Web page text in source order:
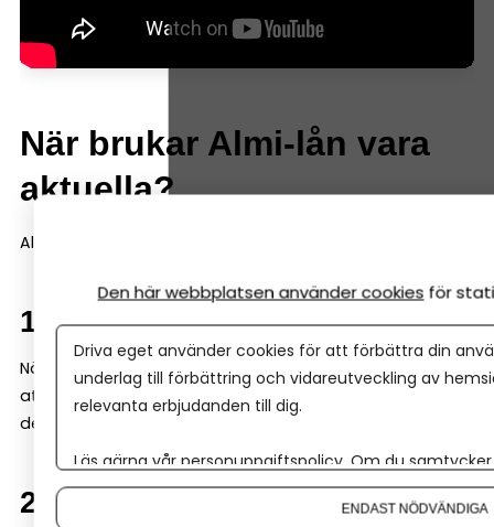
När brukar Almi-lån vara
aktuella?
Almi-finansiering dyker ofta upp i tre situationer.
1. Tidig fas
När ett företag fortfarande är ungt kan banken tycka
att underlaget är begränsat. Då kan Almi gå in med en
del av finansieringen – ofta genom ett s k mikrolån.
2. Tillväxt och expansion
Den här webbplatsen använder cookies för
Driva eget använder cookies för att förbättra din
underlag till förbättring och vidareutveckling av
relevanta erbjudanden till dig.
Läs gärna vår personuppgiftspolicy. Om du
Om du vill ändra ditt val i efterhand hittar du den
ENDAST NÖDVÄNDIGA